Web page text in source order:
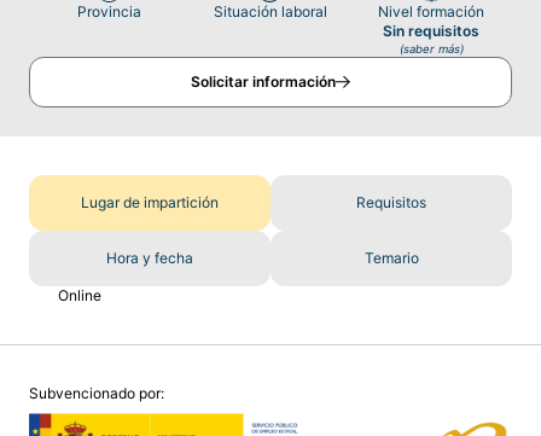
Provincia Situación laboral
Nivel formación
Sin requisitos
(saber más)
Solicitar información
Lugar de impartición Requisitos
Hora y fecha Temario
Online
Subvencionado por: